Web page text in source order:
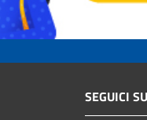
SEGUICI SU